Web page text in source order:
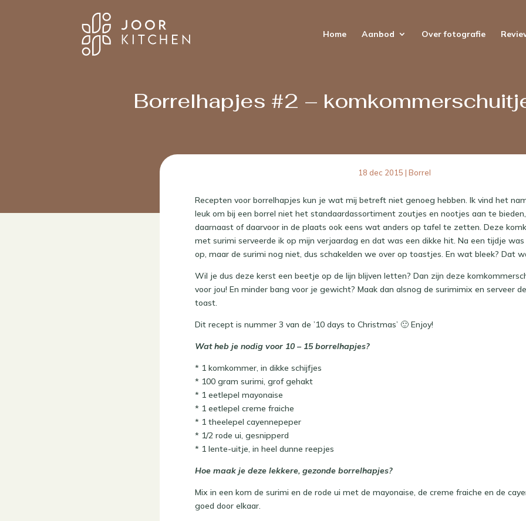
Home Aanbod Over fotografie
Borrelhapjes #2 –
18 dec 2015 | Borrel
Recepten voor borrelhapjes kun je wat mij betreft niet genoeg hebben. Ik vind het
leuk om bij een borrel niet het standaardassortiment zoutjes en nootjes aan te
daarnaast of daarvoor in de plaats ook eens wat anders op tafel te zetten. Deze
met surimi serveerde ik op mijn verjaardag en dat was een dikke hit. Na een tijdje
op, maar de surimi nog niet, dus schakelden we over op toastjes. En wat bleek? Dat
Wil je dus deze kerst een beetje op de lijn blijven letten? Dan zijn deze
voor jou! En minder bang voor je gewicht? Maak dan alsnog de surimimix en serveer
toast.
Dit recept is nummer 3 van de ’10 days to Christmas’ 🙂 Enjoy!
Wat heb je nodig voor 10 – 15 borrelhapjes?
* 1 komkommer, in dikke schijfjes
* 100 gram surimi, grof gehakt
* 1 eetlepel mayonaise
* 1 eetlepel creme fraiche
* 1 theelepel cayennepeper
* 1/2 rode ui, gesnipperd
* 1 lente-uitje, in heel dunne reepjes
Hoe maak je deze lekkere, gezonde borrelhapjes?
Mix in een kom de surimi en de rode ui met de mayonaise, de creme fraiche en de
goed door elkaar.